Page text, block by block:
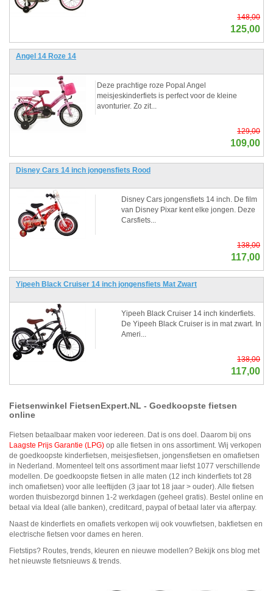
148,00
125,00
Angel 14 Roze 14
Deze prachtige roze Popal Angel
meisjeskinderfiets is perfect voor de kleine
avonturier. Zo zit...
129,00
109,00
Disney Cars 14 inch jongensfiets Rood
Disney Cars jongensfiets 14 inch. De film
van Disney Pixar kent elke jongen. Deze
Carsfiets...
138,00
117,00
Yipeeh Black Cruiser 14 inch jongensfiets Mat Zwart
Yipeeh Black Cruiser 14 inch kinderfiets.
De Yipeeh Black Cruiser is in mat zwart. In
Ameri...
138,00
117,00
Fietsenwinkel FietsenExpert.NL - Goedkoopste fietsen
online
Fietsen betaalbaar maken voor iedereen. Dat is ons doel. Daarom bij ons
Laagste Prijs Garantie (LPG) op alle fietsen in ons assortiment. Wij verkopen
de goedkoopste kinderfietsen, meisjesfietsen, jongensfietsen en omafietsen
in Nederland. Momenteel telt ons assortiment maar liefst 1077 verschillende
modellen. De goedkoopste fietsen in alle maten (12 inch kinderfiets tot 28
inch omafietsen) voor alle leeftijden (3 jaar tot 18 jaar > ouder). Alle fietsen
worden thuisbezorgd binnen 1-2 werkdagen (geheel gratis). Bestel online en
betaal via Ideal (alle banken), creditcard, paypal of betaal later via afterpay.
Naast de kinderfiets en omafiets verkopen wij ook vouwfietsen, bakfietsen en
electrische fietsen voor dames en heren.
Fietstips? Routes, trends, kleuren en nieuwe modellen? Bekijk ons blog met
het nieuwste fietsnieuws & trends.